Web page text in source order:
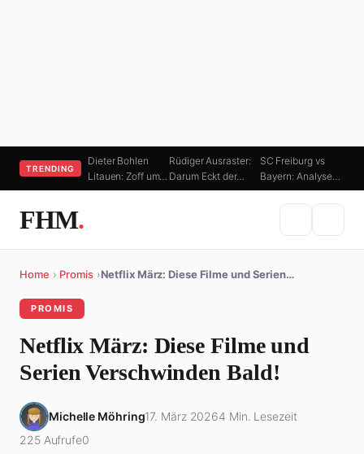
TRENDING
Dieter Bohlen
Litauen: Zoff um…
Rüdiger Ausraster:
Darum Eckt der…
SC Freiburg vs
Bayern: Analyse…
FHM.
Home › Promis ›Netflix März: Diese Filme und Serien…
PROMIS
Netflix März: Diese Filme und
Serien Verschwinden Bald!
Michelle Möhring17. März 20264 Min. Lesezeit
225 Aufrufe0